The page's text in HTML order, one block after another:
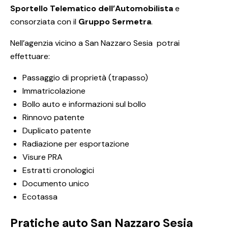
Sportello Telematico dell’Automobilistae
consorziata con il Gruppo Sermetra.
Nell’agenzia vicino a San Nazzaro Sesia potrai
effettuare:
Passaggio di proprietà (trapasso)
Immatricolazione
Bollo auto e informazioni sul bollo
Rinnovo patente
Duplicato patente
Radiazione per esportazione
Visure PRA
Estratti cronologici
Documento unico
Ecotassa
Pratiche auto San Nazzaro Sesia